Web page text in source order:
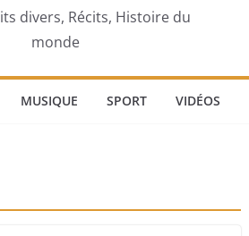
divers, Récits, Histoire du
monde
MUSIQUE SPORT VIDÉOS